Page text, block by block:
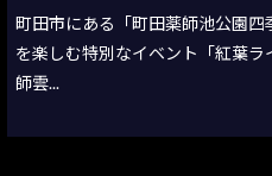
町田市にある「町田薬師池公園四
を楽しむ特別なイベント「紅葉ラ
師雲...